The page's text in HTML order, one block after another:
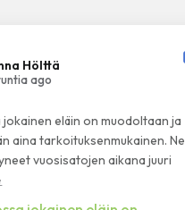
Hölttä️
ago
eläin on muodoltaan ja
aina tarkoituksenmukainen. Ne
vuosisatojen aikana juuri